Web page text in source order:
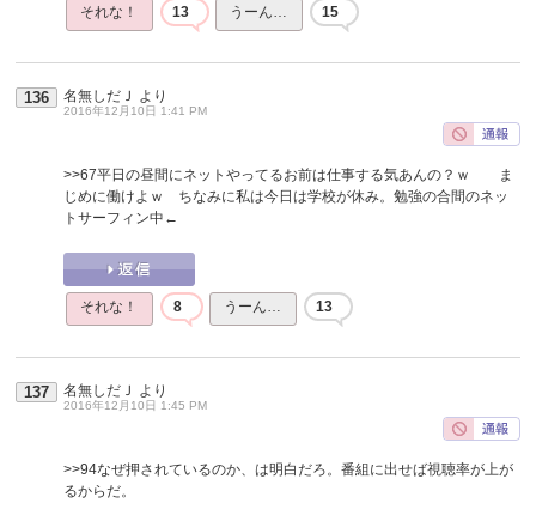
それな！ 13 うーん… 15
136 名無しだＪ より
2016年12月10日 1:41 PM
>>67平日の昼間にネットやってるお前は仕事する気あんの？ｗ ま
じめに働けよｗ ちなみに私は今日は学校が休み。勉強の合間のネッ
トサーフィン中←
それな！ 8 うーん… 13
137 名無しだＪ より
2016年12月10日 1:45 PM
>>94なぜ押されているのか、は明白だろ。番組に出せば視聴率が上が
るからだ。